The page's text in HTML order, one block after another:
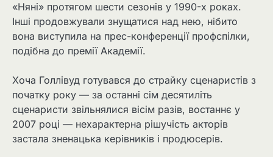
«Няні» протягом шести сезонів у 1990-х роках.
Інші продовжували знущатися над нею, нібито
вона виступила на прес-конференції профспілки,
подібна до премії Академії.
Хоча Голлівуд готувався до страйку сценаристів з
початку року — за останні сім десятиліть
сценаристи звільнялися вісім разів, востаннє у
2007 році — нехарактерна рішучість акторів
застала зненацька керівників і продюсерів.